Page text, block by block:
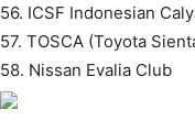
56. ICSF Indonesian
57. TOSCA (Toyota
58. Nissan Evalia Club